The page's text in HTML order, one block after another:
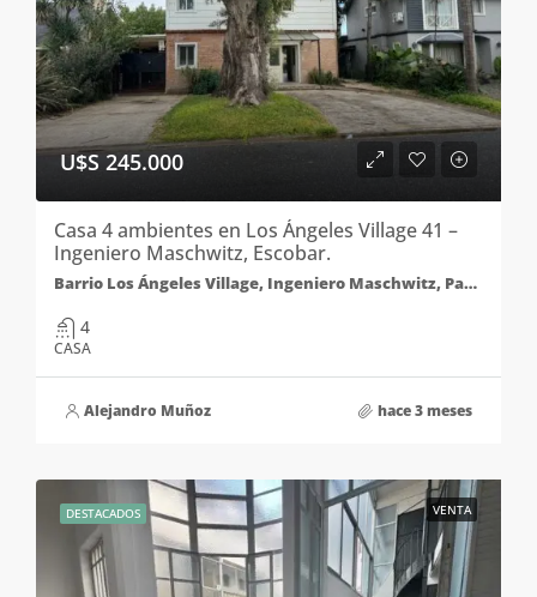
U$S 245.000
Casa 4 ambientes en Los Ángeles Village 41 –
Ingeniero Maschwitz, Escobar.
Barrio Los Ángeles Village, Ingeniero Maschwitz, Partido de Escobar, Buenos Aires, Argentina
4
CASA
Alejandro Muñoz hace 3 meses
DESTACADOS VENTA